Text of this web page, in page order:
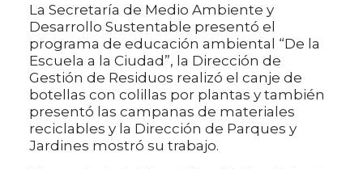
La Secretaría de Medio Ambiente y
Desarrollo Sustentable presentó el
programa de educación ambiental “De la
Escuela a la Ciudad”, la Dirección de
Gestión de Residuos realizó el canje de
botellas con colillas por plantas y también
presentó las campanas de materiales
reciclables y la Dirección de Parques y
Jardines mostró su trabajo.